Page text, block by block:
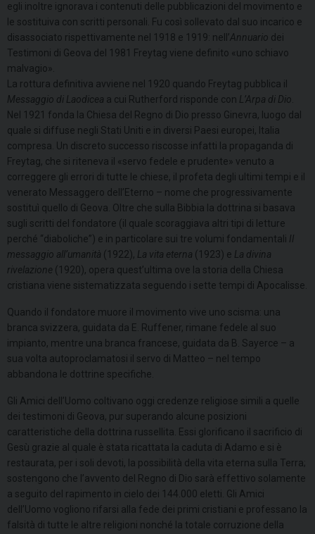
egli inoltre ignorava i contenuti delle pubblicazioni del movimento e
le sostituiva con scritti personali. Fu così sollevato dal suo incarico e
disassociato rispettivamente nel 1918 e 1919: nell’Annuario dei
Testimoni di Geova del 1981 Freytag viene definito «uno schiavo
malvagio».
La rottura definitiva avviene nel 1920 quando Freytag pubblica il
Messaggio di Laodicea a cui Rutherford risponde con L’Arpa di Dio.
Nel 1921 fonda la Chiesa del Regno di Dio presso Ginevra, luogo dal
quale si diffuse negli Stati Uniti e in diversi Paesi europei, Italia
compresa. Un discreto successo riscosse infatti la propaganda di
Freytag, che si riteneva il «servo fedele e prudente» venuto a
correggere gli errori di tutte le chiese, il profeta degli ultimi tempi e il
venerato Messaggero dell’Eterno – nome che progressivamente
sostituì quello di Geova. Oltre che sulla Bibbia la dottrina si basava
sugli scritti del fondatore (il quale scoraggiava altri tipi di letture
perché “diaboliche”) e in particolare sui tre volumi fondamentali Il
messaggio all’umanità (1922), La vita eterna (1923) e La divina
rivelazione (1920), opera quest’ultima ove la storia della Chiesa
cristiana viene sistematizzata seguendo i sette tempi di Apocalisse.
Quando il fondatore muore il movimento vive uno scisma: una
branca svizzera, guidata da E. Ruffener, rimane fedele al suo
impianto, mentre una branca francese, guidata da B. Sayerce – a
sua volta autoproclamatosi il servo di Matteo – nel tempo
abbandona le dottrine specifiche.
Gli Amici dell’Uomo coltivano oggi credenze religiose simili a quelle
dei testimoni di Geova, pur superando alcune posizioni
caratteristiche della dottrina russellita. Essi glorificano il sacrificio di
Gesù grazie al quale è stata ricattata la caduta di Adamo e si è
restaurata, per i soli devoti, la possibilità della vita eterna sulla Terra;
sostengono che l’avvento del Regno di Dio sarà effettivo solamente
a seguito del rapimento in cielo dei 144.000 eletti. Gli Amici
dell’Uomo vogliono rifarsi alla fede dei primi cristiani e professano la
falsità di tutte le altre religioni nonché la totale corruzione della